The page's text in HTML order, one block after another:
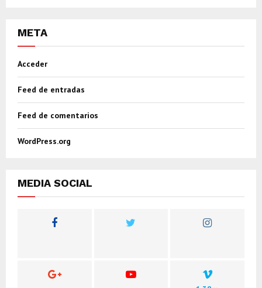
META
Acceder
Feed de entradas
Feed de comentarios
WordPress.org
MEDIA SOCIAL